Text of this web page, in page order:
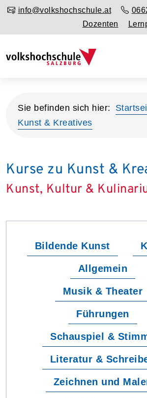
info@volkshochschule.at
Dozenten
Sie befinden sich hier:
Kunst & Kreatives
Kurse zu Kunst &
Kunst, Kultur &
Bildende Kunst
Allgemein
Musik & Theater
Führungen
Schauspiel &
Literatur &
Zeichnen und